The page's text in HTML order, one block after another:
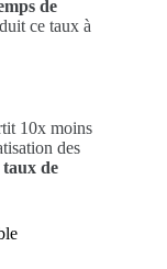
de
ce taux à
10x moins
des
de